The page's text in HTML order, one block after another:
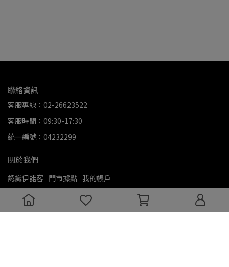
聯絡資訊
客服專線：02-26623522
客服時間：09:30-17:30
統一編號：04232299
關於我們
認識伊諾客 門市據點 我的帳戶